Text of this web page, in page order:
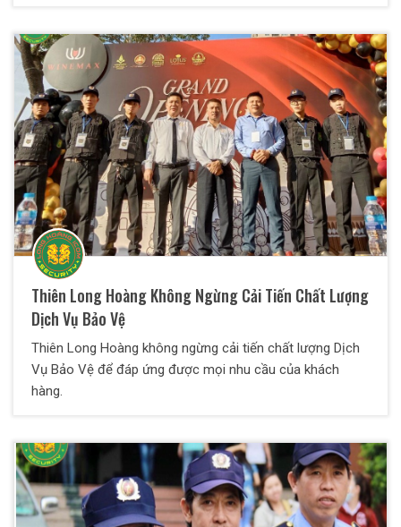
Thiên Long Hoàng Không Ngừng Cải Tiến Chất Lượng
Dịch Vụ Bảo Vệ
Thiên Long Hoàng không ngừng cải tiến chất lượng Dịch
Vụ Bảo Vệ để đáp ứng được mọi nhu cầu của khách
hàng.